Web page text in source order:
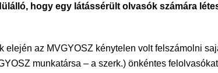
hogy egy látássérült olvasók számára
elején az MVGYOSZ kénytelen volt felszámolni
munkatársa – a szerk.) önkéntes